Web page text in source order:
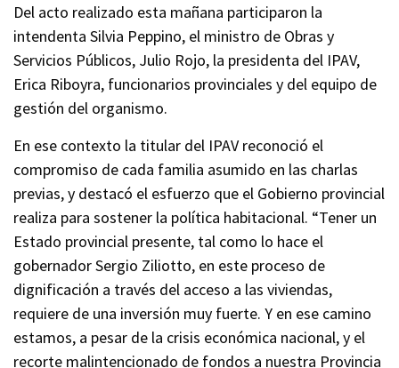
Del acto realizado esta mañana participaron la
intendenta Silvia Peppino, el ministro de Obras y
Servicios Públicos, Julio Rojo, la presidenta del IPAV,
Erica Riboyra, funcionarios provinciales y del equipo de
gestión del organismo.
En ese contexto la titular del IPAV reconoció el
compromiso de cada familia asumido en las charlas
previas, y destacó el esfuerzo que el Gobierno provincial
realiza para sostener la política habitacional. “Tener un
Estado provincial presente, tal como lo hace el
gobernador Sergio Ziliotto, en este proceso de
dignificación a través del acceso a las viviendas,
requiere de una inversión muy fuerte. Y en ese camino
estamos, a pesar de la crisis económica nacional, y el
recorte malintencionado de fondos a nuestra Provincia